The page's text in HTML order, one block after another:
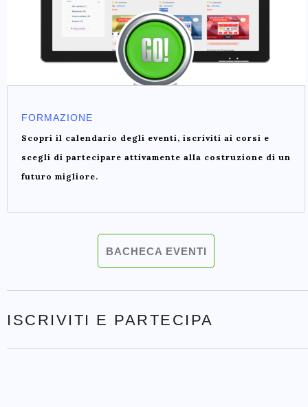
FORMAZIONE
Scopri il calendario degli eventi, iscriviti ai corsi e
scegli di partecipare attivamente alla costruzione di un
futuro migliore.
BACHECA EVENTI
ISCRIVITI E PARTECIPA